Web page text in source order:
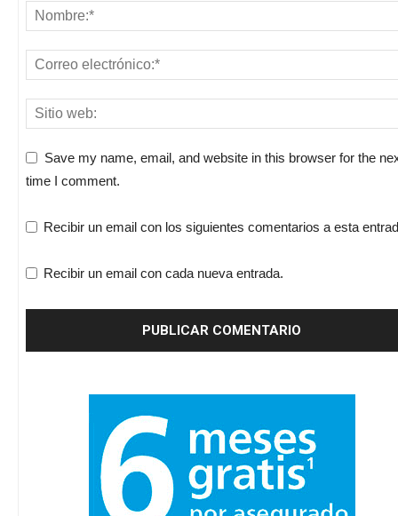
Save my name, email, and website in this browser for the
time I comment.
Recibir un email con los siguientes comentarios a esta
Recibir un email con cada nueva entrada.